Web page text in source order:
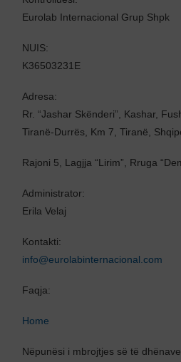
Eurolab Internacional Grup Shpk
NUIS:
K36503231E
Adresa:
Rr. “Jashar Skënderi”, Kashar,
Tiranë-Durrës, Km 7, Tiranë,
Rajoni 5, Lagjja “Lirim”, Rruga
Administrator:
Erila Velaj
Kontakti:
info@eurolabinternacional.com
Faqja:
Home
Nëpunësi i mbrojtjes së të